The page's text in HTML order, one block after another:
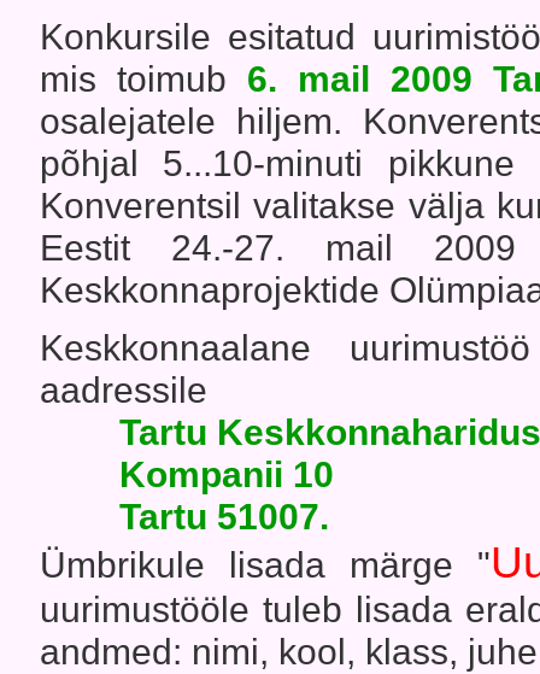
Konkursile esitatud
mis toimub 6. mail 2009
osalejatele hiljem.
põhjal 5...10-minuti
Konverentsil valitakse välja
Eestit 24.-27. mail 2009
Keskkonnaprojektide
Keskkonnaalane
aadressile
Tartu
Kompanii 10
Tartu 51007.
Ümbrikule lisada märge "
uurimustööle tuleb lisada
andmed: nimi, kool, klass,